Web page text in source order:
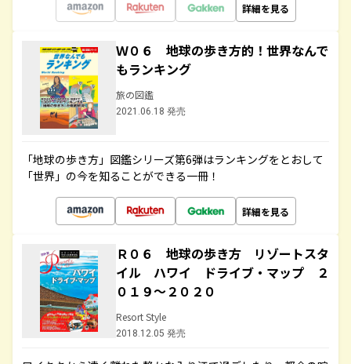
詳細を見る
Ｗ０６ 地球の歩き方的！世界なんで
もランキング
旅の図鑑
2021.06.18 発売
「地球の歩き方」図鑑シリーズ第6弾はランキングをとおして
「世界」の今を知ることができる一冊！
詳細を見る
Ｒ０６ 地球の歩き方 リゾートスタ
イル ハワイ ドライブ・マップ ２
０１９～２０２０
Resort Style
2018.12.05 発売